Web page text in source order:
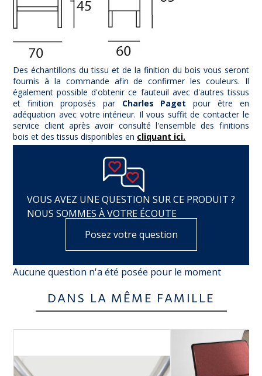
Des échantillons du tissu et de la finition du bois vous seront
fournis à la commande afin de confirmer les couleurs. Il
également possible d'obtenir ce fauteuil avec d'autres tissus
et finition proposés par Charles Pagetpour être en
adéquation avec votre intérieur. Il vous suffit de contacter le
service client après avoir consulté l'ensemble des finitions
bois et des tissus disponibles en cliquant ici.
VOUS AVEZ UNE QUESTION SUR CE PRODUIT ?
NOUS SOMMES À VOTRE ÉCOUTE
Posez votre question
Aucune question n'a été posée pour le moment
DANS LA MÊME FAMILLE